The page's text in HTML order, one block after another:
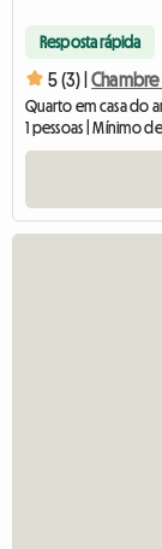
Resposta rápida
5 (3) |
Quarto em casa do
1 pessoas | Mínimo